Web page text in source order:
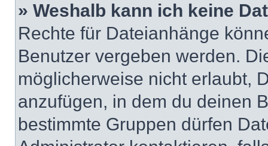
» Weshalb kann ich keine
Rechte für Dateianhänge
Benutzer vergeben werden.
möglicherweise nicht erlaubt,
anzufügen, in dem du deinen
bestimmte Gruppen dürfen